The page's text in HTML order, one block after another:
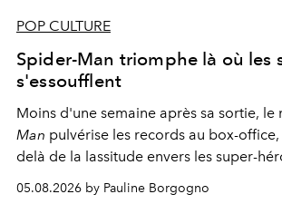
POP CULTURE
Spider-Man triomphe là où les
s'essoufflent
Moins d'une semaine après sa sortie, le
Man pulvérise les records au box-
delà de la lassitude envers les super-
personnages continuent de susciter une
05.08.2026 by Pauline Borgogno